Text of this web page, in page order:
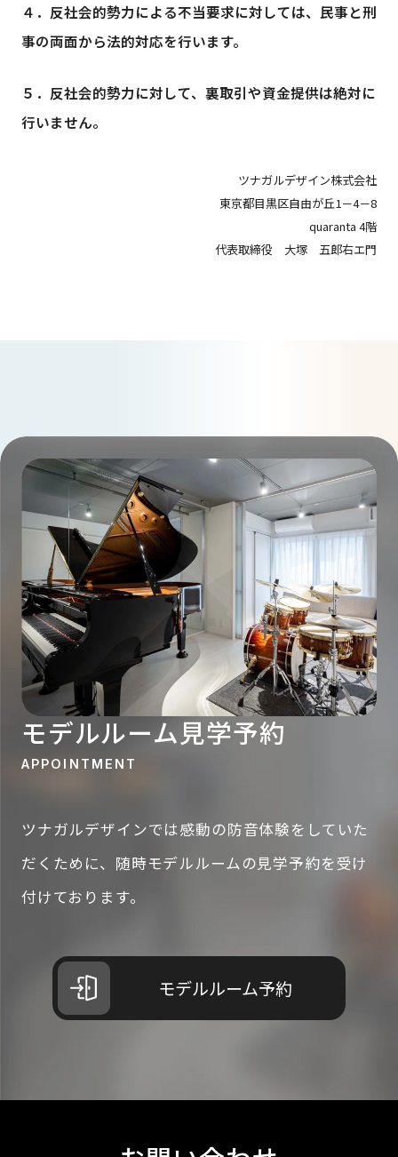
BRAND SITE
一棟マンション投資メディア
INVESTMENT MEDIA
Powered by Notes Design Office
４．反社会的勢力による不当要求に対しては、民事と刑
事の両面から法的対応を行います。
５．反社会的勢力に対して、裏取引や資金提供は絶対に
行いません。
ツナガルデザイン株式会社
東京都目黒区自由が丘1－4－8
quaranta 4階
代表取締役 大塚 五郎右エ門
モデルルーム見学予約
APPOINTMENT
ツナガルデザインでは感動の防音体験をしていた
だくために、 随時モデルルームの見学予約を受け
付けております。
モデルルーム予約